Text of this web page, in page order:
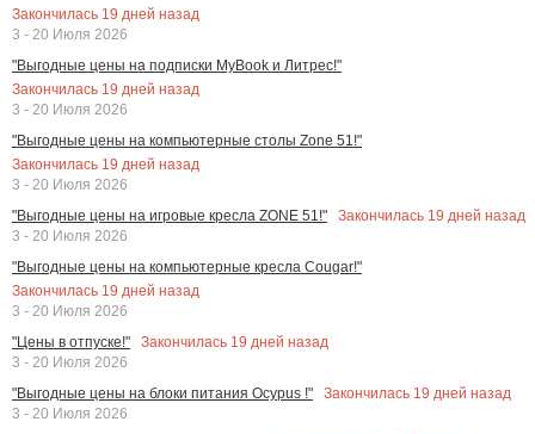
Закончилась 19 дней назад
3 - 20 Июля 2026
"Выгодные цены на подписки MyBook и Литрес!"
Закончилась 19 дней назад
3 - 20 Июля 2026
"Выгодные цены на компьютерные столы Zone 51!"
Закончилась 19 дней назад
3 - 20 Июля 2026
"Выгодные цены на игровые кресла ZONE 51!"
Закончилась 19 дней назад
3 - 20 Июля 2026
"Выгодные цены на компьютерные кресла Cougar!"
Закончилась 19 дней назад
3 - 20 Июля 2026
"Цены в отпуске!"
Закончилась 19 дней назад
3 - 20 Июля 2026
"Выгодные цены на блоки питания Ocypus !"
Закончилась 19 дней назад
3 - 20 Июля 2026